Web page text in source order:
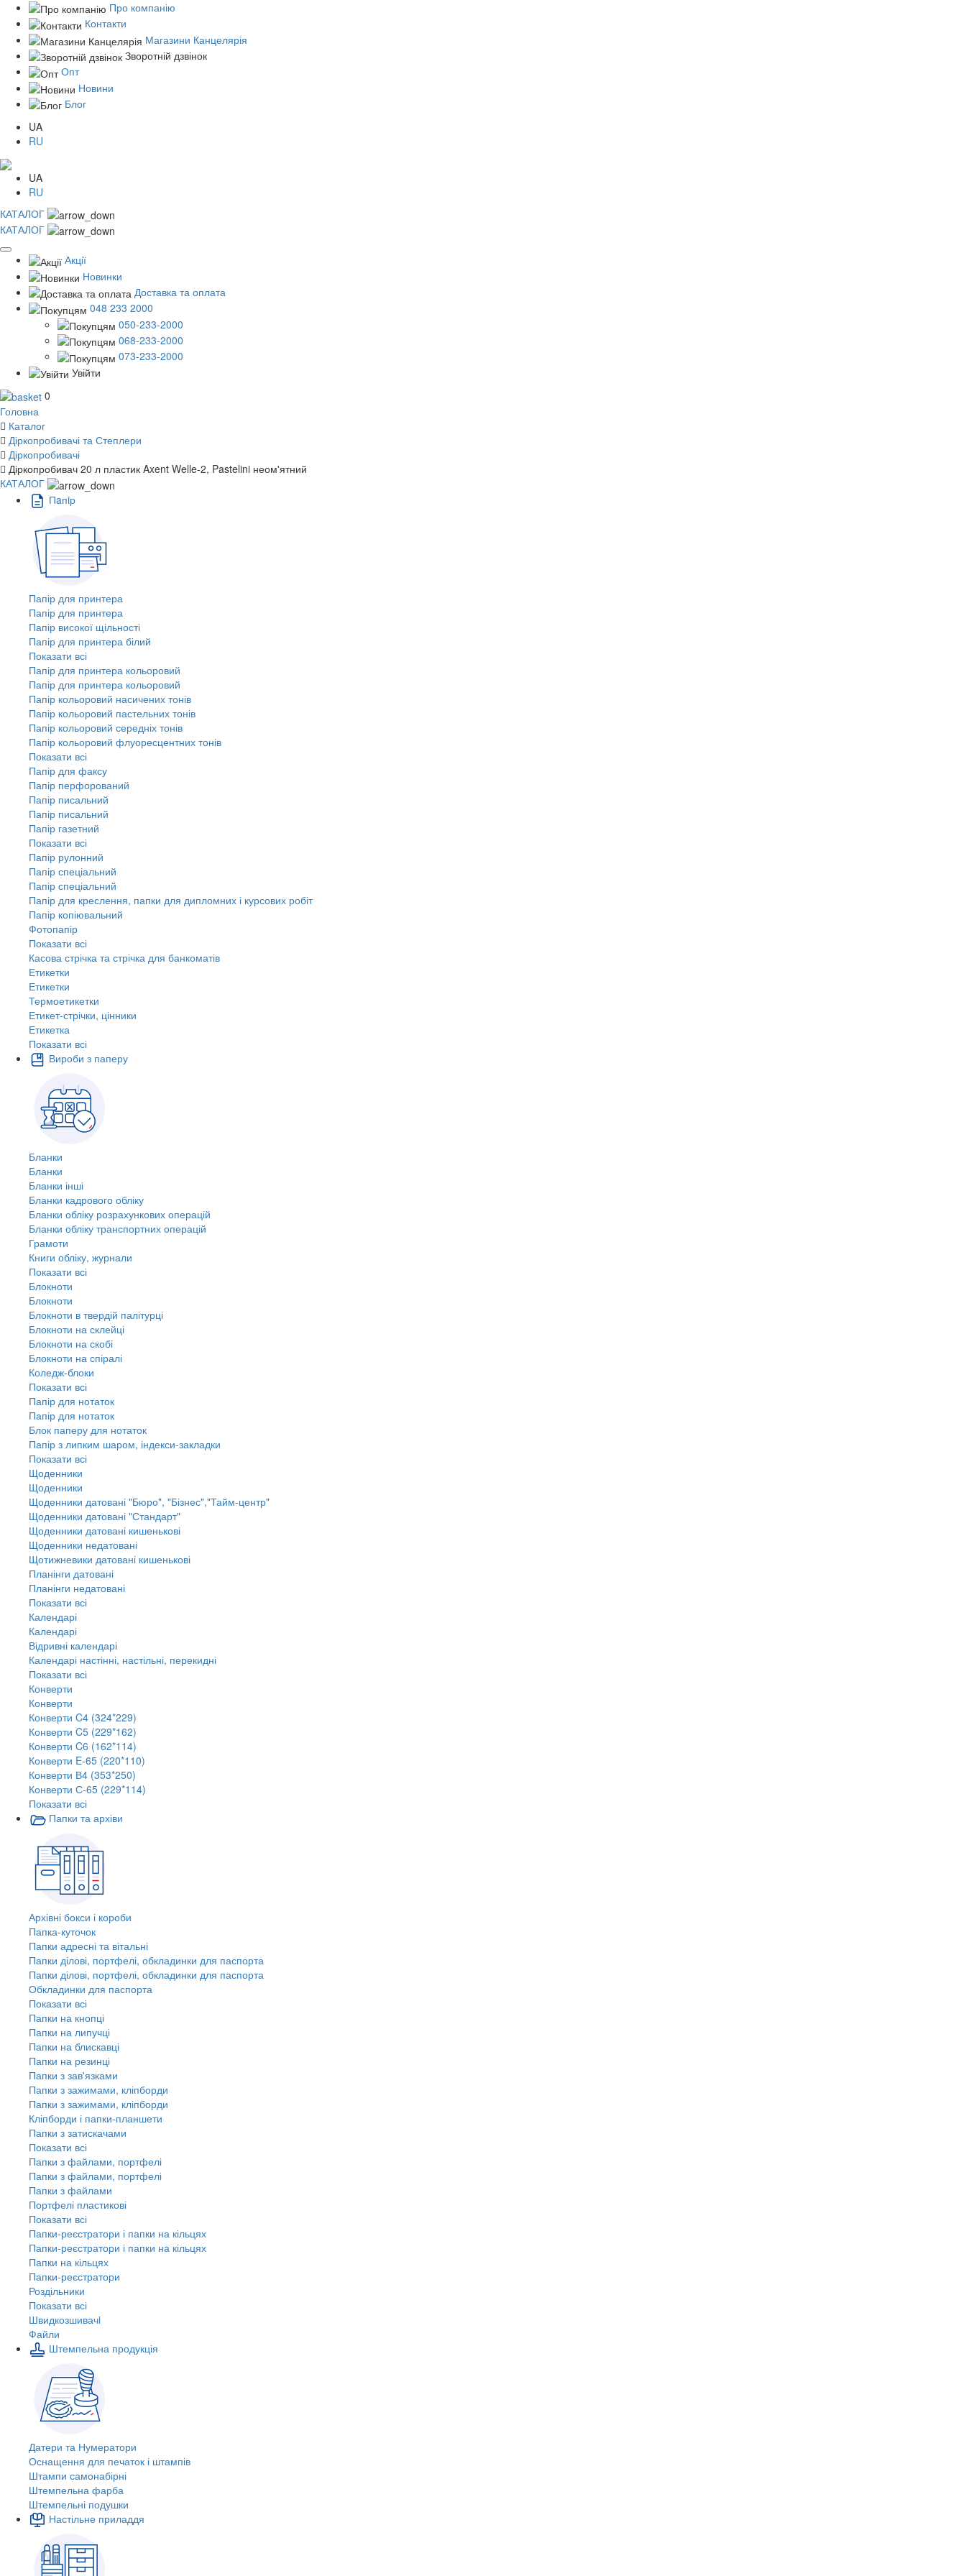
Про компанію
Контакти
Магазини Канцелярія
Зворотній дзвінок
Опт
Новини
Блог
UA
RU
UA
RU
КАТАЛОГ
КАТАЛОГ
Акції
Новинки
Доставка та оплата
048 233 2000
050-233-2000
068-233-2000
073-233-2000
Увійти
0
Головна
Каталог
Діркопробивачі та Степлери
Діркопробивачі
Діркопробивач 20 л пластик Axent Welle-2, Pastelini неом'ятний
КАТАЛОГ
Пaпiр
Папір для принтера
Папір для принтера
Папір високої щільності
Папір для принтера білий
Показати всі
Папір для принтера кольоровий
Папір для принтера кольоровий
Папір кольоровий насичених тонів
Папір кольоровий пастельних тонів
Папір кольоровий середніх тонів
Папір кольоровий флуоресцентних тонів
Показати всі
Папір для факсу
Папір перфорований
Папір писальний
Папір писальний
Папір газетний
Показати всі
Папір рулонний
Папір спеціальний
Папір спеціальний
Папір для креслення, папки для дипломних і курсових робіт
Папір копіювальний
Фотопапір
Показати всі
Касова стрічка та стрічка для банкоматів
Етикетки
Етикетки
Термоетикетки
Етикет-стрічки, цінники
Етикетка
Показати всі
Вироби з паперу
Бланки
Бланки
Бланки інші
Бланки кадрового обліку
Бланки обліку розрахункових операцій
Бланки обліку транспортних операцій
Грамоти
Книги обліку, журнали
Показати всі
Блокноти
Блокноти
Блокноти в твердій палітурці
Блокноти на склейці
Блокноти на скобі
Блокноти на спіралі
Коледж-блоки
Показати всі
Папір для нотаток
Папір для нотаток
Блок паперу для нотаток
Папір з липким шаром, індекси-закладки
Показати всі
Щоденники
Щоденники
Щоденники датовані "Бюро", "Бізнес","Тайм-центр"
Щоденники датовані "Стандарт"
Щоденники датовані кишенькові
Щоденники недатовані
Щотижневики датовані кишенькові
Планінги датовані
Планінги недатовані
Показати всі
Календарі
Календарі
Відривні календарі
Календарі настінні, настільні, перекидні
Показати всі
Конверти
Конверти
Конверти C4 (324*229)
Конверти C5 (229*162)
Конверти C6 (162*114)
Конверти E-65 (220*110)
Конверти В4 (353*250)
Конверти С-65 (229*114)
Показати всі
Папки та архіви
Архівні бокси і короби
Папка-куточок
Папки адресні та вітальні
Папки ділові, портфелі, обкладинки для паспорта
Папки ділові, портфелі, обкладинки для паспорта
Обкладинки для паспорта
Показати всі
Папки на кнопці
Папки на липучці
Папки на блискавці
Папки на резинці
Папки з зав'язками
Папки з зажимами, кліпборди
Папки з зажимами, кліпборди
Кліпборди і папки-планшети
Папки з затискачами
Показати всі
Папки з файлами, портфелі
Папки з файлами, портфелі
Папки з файлами
Портфелі пластикові
Показати всі
Папки-реєстратори і папки на кільцях
Папки-реєстратори і папки на кільцях
Папки на кільцях
Папки-реєстратори
Роздільники
Показати всі
Швидкозшивачi
Файли
Штемпельна продукція
Датери та Нумератори
Оснащення для печаток і штампів
Штампи самонабірні
Штемпельна фарба
Штемпельні подушки
Настільне приладдя